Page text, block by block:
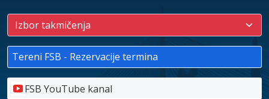
Tereni FSB - Rezervacije termina
FSB YouTube kanal